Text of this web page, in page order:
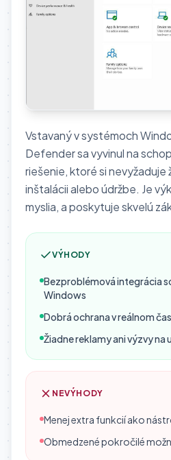
Vstavaný v systémoch
Defender sa vyvinul na
riešenie, ktoré si nevyžaduje
inštalácii alebo údržbe. Je
myslia, a poskytuje skvelú
VÝHODY
Bezproblémová integrácia
Windows
Dobrá ochrana v reálnom
Žiadne reklamy ani výzvy na
NEVÝHODY
Menej extra funkcií ako
Obmedzené pokročilé